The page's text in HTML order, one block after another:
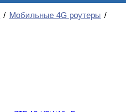
Мобильные 4G роутеры